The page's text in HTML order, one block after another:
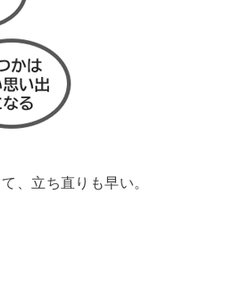
、立ち直りも早い。